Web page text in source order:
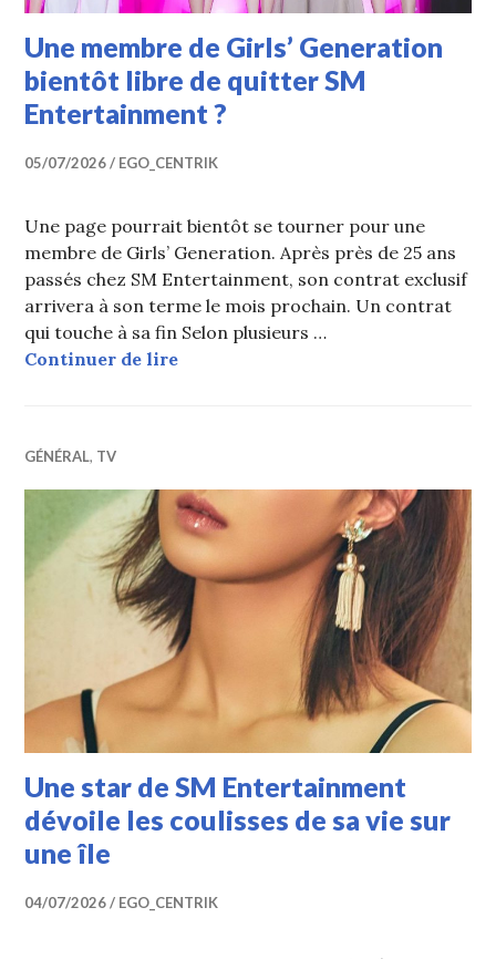
Une membre de Girls’ Generation
bientôt libre de quitter SM
Entertainment ?
05/07/2026 EGO_CENTRIK
Une page pourrait bientôt se tourner pour une
membre de Girls’ Generation. Après près de 25 ans
passés chez SM Entertainment, son contrat exclusif
arrivera à son terme le mois prochain. Un contrat
qui touche à sa fin Selon plusieurs …
Continuer de lireUne membre de Girls’
GÉNÉRAL, TV
Une star de SM Entertainment
dévoile les coulisses de sa vie sur
une île
04/07/2026 EGO_CENTRIK